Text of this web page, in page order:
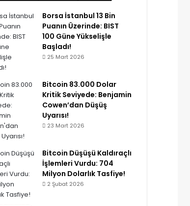
Borsa İstanbul 13 Bin
Puanın Üzerinde: BIST
100 Güne Yükselişle
Başladı!
25 Mart 2026
Bitcoin 83.000 Dolar
Kritik Seviyede: Benjamin
Cowen’dan Düşüş
Uyarısı!
23 Mart 2026
Bitcoin Düşüşü Kaldıraçlı
İşlemleri Vurdu: 704
Milyon Dolarlık Tasfiye!
2 Şubat 2026